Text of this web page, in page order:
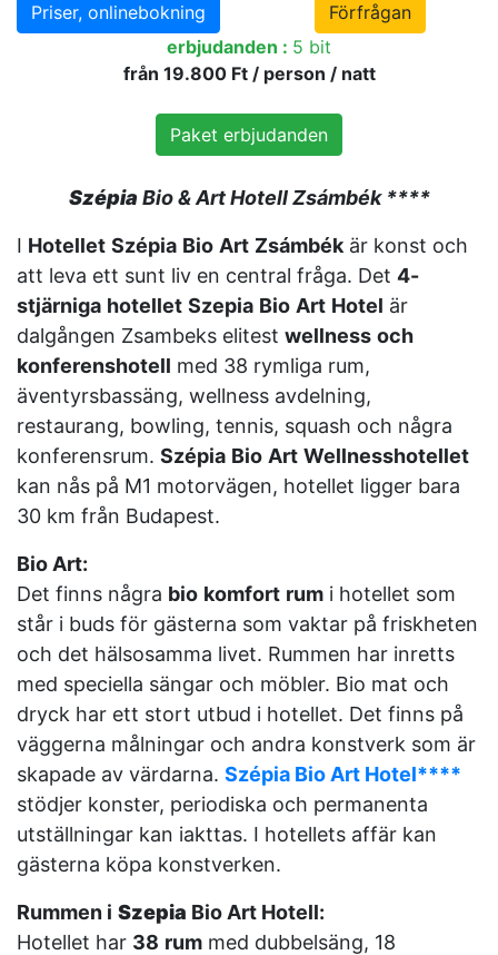
Priser, onlinebokning Förfrågan
erbjudanden : 5 bit
från 19.800 Ft / person / natt
Paket erbjudanden
Szépia Bio & Art Hotell Zsámbék ****
I Hotellet Szépia Bio Art Zsámbék är konst och
att leva ett sunt liv en central fråga. Det 4-
stjärniga hotellet Szepia Bio Art Hotel är
dalgången Zsambeks elitest wellness och
konferenshotell med 38 rymliga rum,
äventyrsbassäng, wellness avdelning,
restaurang, bowling, tennis, squash och några
konferensrum. Szépia Bio Art Wellnesshotellet
kan nås på M1 motorvägen, hotellet ligger bara
30 km från Budapest.
Bio Art:
Det finns några bio komfort rum i hotellet som
står i buds för gästerna som vaktar på friskheten
och det hälsosamma livet. Rummen har inretts
med speciella sängar och möbler. Bio mat och
dryck har ett stort utbud i hotellet. Det finns på
väggerna målningar och andra konstverk som är
skapade av värdarna. Szépia Bio Art Hotel****
stödjer konster, periodiska och permanenta
utställningar kan iakttas. I hotellets affär kan
gästerna köpa konstverken.
Rummen i Szepia Bio Art Hotell:
Hotellet har 38 rum med dubbelsäng, 18